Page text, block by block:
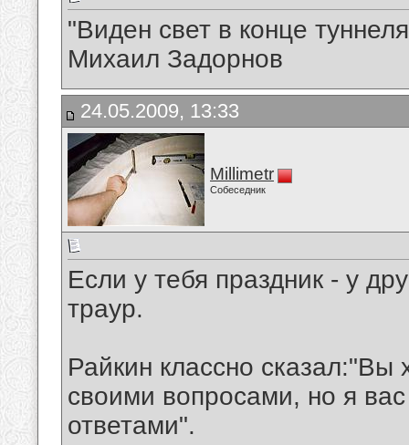
"Виден свет в конце
Михаил Задорнов
24.05.2009, 13:33
Millimetr
Собеседник
Если у тебя праздник - у
траур.
Райкин классно сказал:"Вы
своими вопросами, но я
ответами".